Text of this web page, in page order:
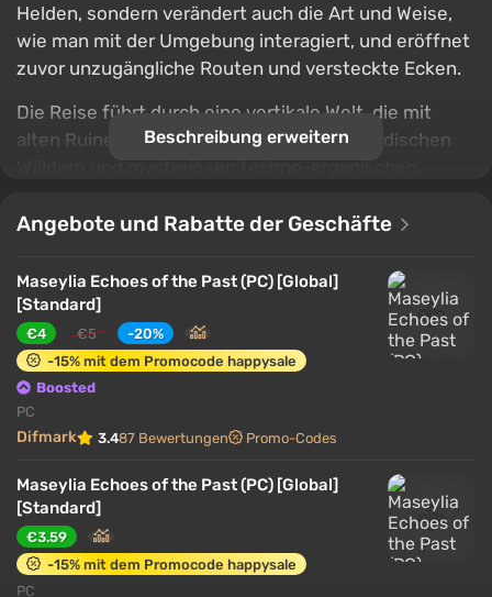
Helden, sondern verändert auch die Art und Weise,
wie man mit der Umgebung interagiert, und eröffnet
zuvor unzugängliche Routen und versteckte Ecken.
Die Reise führt durch eine vertikale Welt, die mit
alten Ruinen, verlassenen Städten, außerirdischen
Orte fördert die Neugier und ermöglicht es, eigene
vertraute Orte zurückzukehren.
Beschreibung erweitern
Angebote und Rabatte der Geschäfte
Maseylia Echoes of the Past (PC) [Global]
[Standard]
€4 €5
-20%
-15% mit dem Promocode happysale
Boosted
PC
Difmark 3.487 Bewertungen Promo-Codes
Maseylia Echoes of the Past (PC) [Global]
[Standard]
€3.59
-15% mit dem Promocode happysale
PC